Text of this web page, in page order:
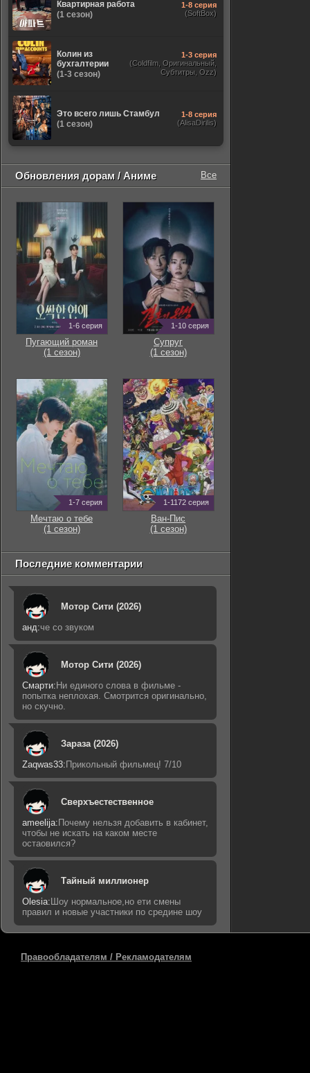
Квартирная работа
(1 сезон)
1-8 серия
(SoftBox)
Колин из
бухгалтерии
(1-3 сезон)
1-3 серия
(Coldfilm, Оригинальный,
Субтитры, Ozz)
Это всего лишь Стамбул
(1 сезон)
1-8 серия
(AlisaDirilis)
Обновления дорам / Аниме Все
1-6 серия
Пугающий роман
(1 сезон)
1-10 серия
Супруг
(1 сезон)
1-7 серия
Мечтаю о тебе
(1 сезон)
1-1172 серия
Ван-Пис
(1 сезон)
Последние комментарии
Мотор Сити (2026)
анд:че со звуком
Мотор Сити (2026)
Смарти: Ни единого слова в фильме -
попытка неплохая. Смотрится оригинально,
но скучно.
Зараза (2026)
Zaqwas33: Прикольный фильмец! 7/10
Сверхъестественное
ameelija: Почему нельзя добавить в кабинет,
чтобы не искать на каком месте
остаовился?
Тайный миллионер
Olesia: Шоу нормальное,но ети смены
правил и новые участники по средине шоу
Правообладателям / Рекламодателям